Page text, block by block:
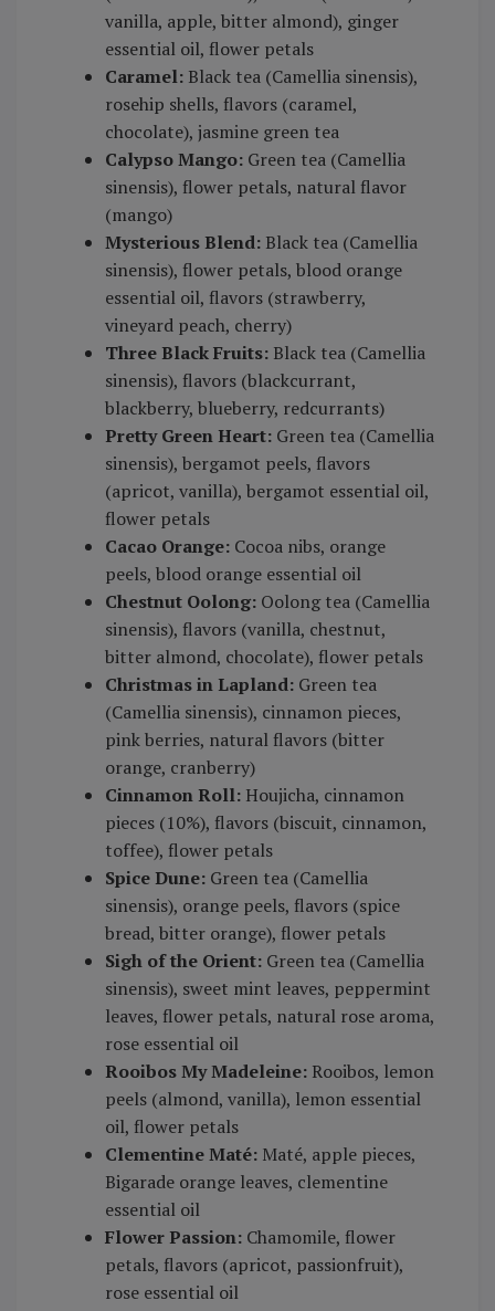
vanilla, apple, bitter almond), ginger
essential oil, flower petals
Caramel: Black tea (Camellia sinensis),
rosehip shells, flavors (caramel,
chocolate), jasmine green tea
Calypso Mango: Green tea (Camellia
sinensis), flower petals, natural flavor
(mango)
Mysterious Blend: Black tea (Camellia
sinensis), flower petals, blood orange
essential oil, flavors (strawberry,
vineyard peach, cherry)
Three Black Fruits: Black tea (Camellia
sinensis), flavors (blackcurrant,
blackberry, blueberry, redcurrants)
Pretty Green Heart: Green tea (Camellia
sinensis), bergamot peels, flavors
(apricot, vanilla), bergamot essential oil,
flower petals
Cacao Orange: Cocoa nibs, orange
peels, blood orange essential oil
Chestnut Oolong: Oolong tea (Camellia
sinensis), flavors (vanilla, chestnut,
bitter almond, chocolate), flower petals
Christmas in Lapland: Green tea
(Camellia sinensis), cinnamon pieces,
pink berries, natural flavors (bitter
orange, cranberry)
Cinnamon Roll: Houjicha, cinnamon
pieces (10%), flavors (biscuit, cinnamon,
toffee), flower petals
Spice Dune: Green tea (Camellia
sinensis), orange peels, flavors (spice
bread, bitter orange), flower petals
Sigh of the Orient: Green tea (Camellia
sinensis), sweet mint leaves, peppermint
leaves, flower petals, natural rose aroma,
rose essential oil
Rooibos My Madeleine: Rooibos, lemon
peels (almond, vanilla), lemon essential
oil, flower petals
Clementine Maté: Maté, apple pieces,
Bigarade orange leaves, clementine
essential oil
Flower Passion: Chamomile, flower
petals, flavors (apricot, passionfruit),
rose essential oil